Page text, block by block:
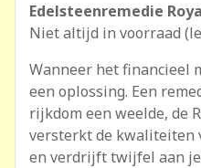
Edelsteenremedie
Niet altijd in voorraad
Wanneer het financieel
een oplossing. Een
rijkdom een weelde, de
versterkt de kwaliteiten
en verdrijft twijfel aan